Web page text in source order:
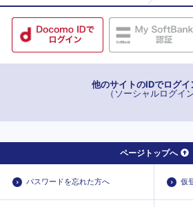
他のサイトのIDでログイ
（ソーシャルログイ
ページトップへ
パスワードを忘れた方へ 仮